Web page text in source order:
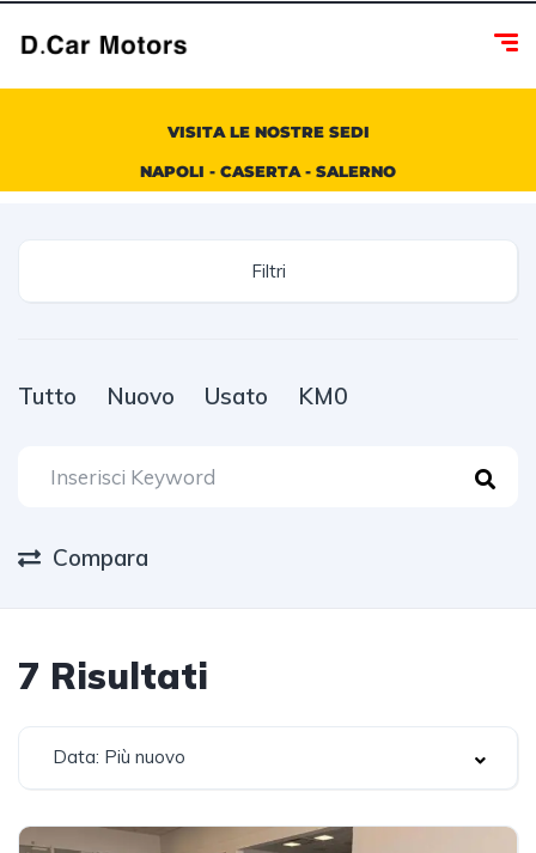
VISITA LE NOSTRE SEDI
NAPOLI - CASERTA - SALERNO
Filtri
Tutto Nuovo Usato KM0
Compara
7 Risultati
Data: Più nuovo